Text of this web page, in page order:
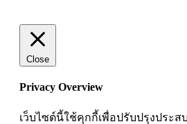
Close
Privacy Overview
เว็บไซต์นี้ใช้คุกกี้เพื่อปรับปรุงประ